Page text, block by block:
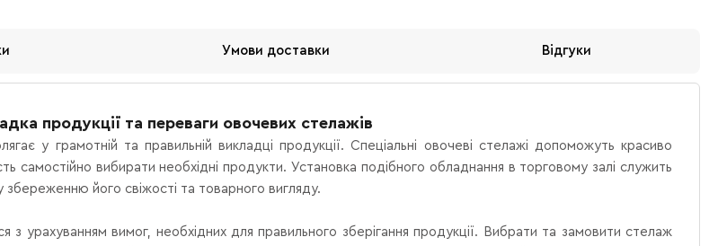
Умови доставки Відгуки
продукції та переваги овочевих стелажів
у грамотній та правильній викладці продукції. Спеціальні овочеві стелажі допоможуть красиво
вибирати необхідні продукти. Установка подібного обладнання в торговому залі служить
збереженню його свіжості та товарного вигляду.
урахуванням вимог, необхідних для правильного зберігання продукції. Вибрати та замовити стелаж